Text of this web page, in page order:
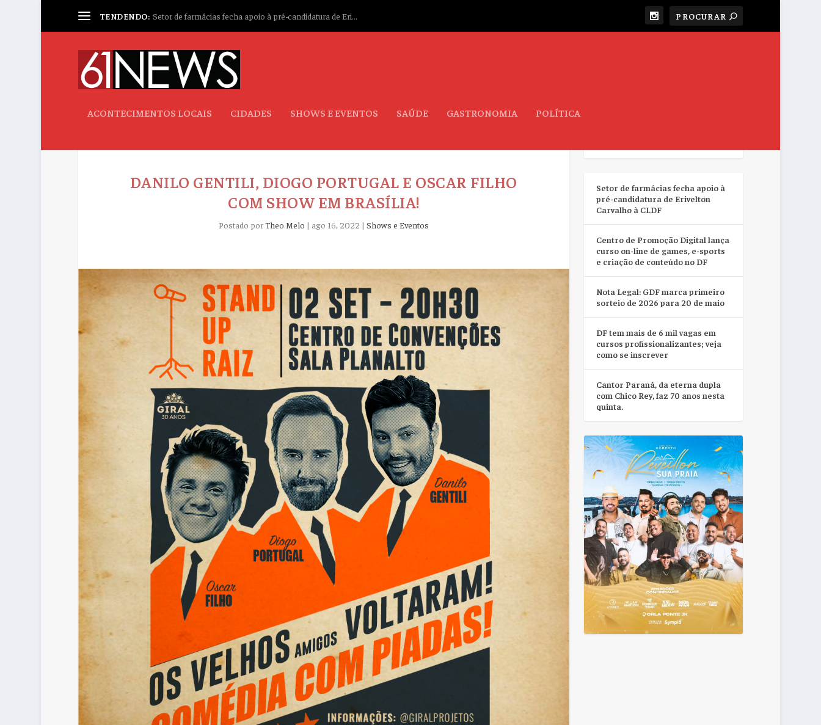
TENDENDO: Setor de farmácias fecha apoio à pré-candidatura de Eri...
ACONTECIMENTOS LOCAIS CIDADES SHOWS E EVENTOS SAÚDE GASTRONOMIA POLÍTICA
DANILO GENTILI, DIOGO PORTUGAL E OSCAR FILHO
COM SHOW EM BRASÍLIA!
Postado porTheo Melo | ago 16, 2022 | Shows e Eventos
Setor de farmácias fecha apoio à
pré-candidatura de Erivelton
Carvalho à CLDF
Centro de Promoção Digital lança
curso on-line de games, e-sports
e criação de conteúdo no DF
Nota Legal: GDF marca primeiro
sorteio de 2026 para 20 de maio
DF tem mais de 6 mil vagas em
cursos profissionalizantes; veja
como se inscrever
Cantor Paraná, da eterna dupla
com Chico Rey, faz 70 anos nesta
quinta.